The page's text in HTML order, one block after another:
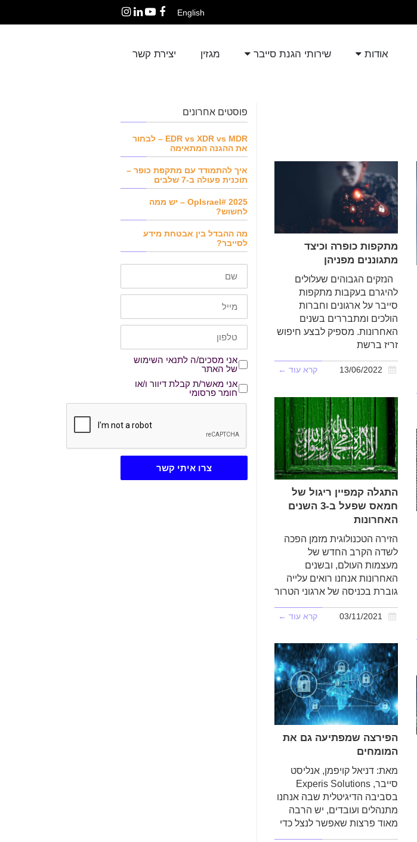
English
Facebook
YouTube
LinkedIn
Instagram
אודות שירותי הגנת סייבר מגזין יצירת קשר
מתקפות כופרה וכיצד
מתגוננים מפניהן
הנזקים הגבוהים שעלולים
להיגרם בעקבות מתקפות
סייבר על ארגונים וחברות
הולכים ומתבררים בשנים
האחרונות. מספיק לבצע חיפוש
זריז ברשת
קרא עוד ←
התגלה קמפיין ריגול של
חמאס שפעל ב-3 השנים
האחרונות
הזירה הטכנולוגית מזמן הפכה
לשדה הקרב החדש של
מעצמות העולם, ובשנים
האחרונות אנחנו רואים עלייה
גוברת בכניסה של ארגוני הטרור
קרא עוד ←
הפירצה שמפתיעה גם את
המומחים
מאת: דניאל קויפמן, אנליסט
סייבר, Experis Solutions
בסביבה הדיגיטלית שבה אנחנו
מתנהלים ועובדים, יש הרבה
מאוד פרצות שאפשר לנצל כדי
פוסטים אחרונים
EDR vs XDR vs MDR – לבחור
את ההגנה המתאימה
איך להתמודד עם מתקפת כופר –
תוכנית פעולה ב-7 שלבים
OpIsrael# 2025 – יש ממה
לחשוש?
מה ההבדל בין אבטחת מידע
לסייבר?
שם
דוא"ל
טלפון
אני מסכים/ה לתנאי השימוש של האתר
אני מסכים/ה לתנאי השימוש
של האתר
אני מאשר/ת קבלת דיוור ו/או חומר פרסומי
אני מאשר/ת קבלת דיוור ו/או
חומר פרסומי
צרו איתי קשר